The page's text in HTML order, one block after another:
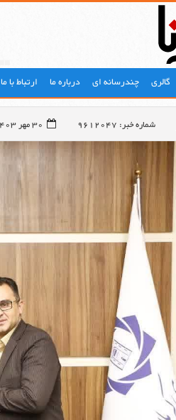
گالری چندرسانه ای درباره ما ارتباط با ما
شماره خبر: 9612047 30 مهر 1403